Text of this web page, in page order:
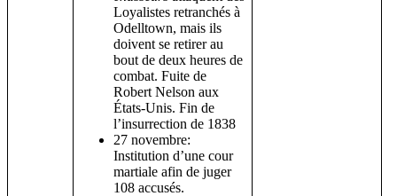
Loyalistes retranchés à
Odelltown, mais ils
doivent se retirer au
bout de deux heures de
combat. Fuite de
Robert Nelson aux
États-Unis. Fin de
l’insurrection de 1838
27 novembre:
Institution d’une cour
martiale afin de juger
108 accusés.